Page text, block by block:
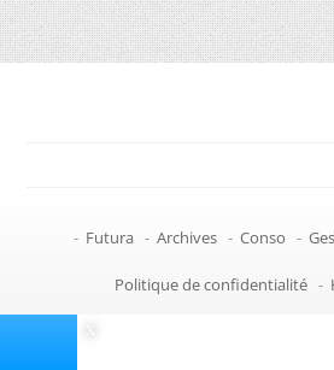
- Futura - Archives - Conso -
Politique de confidentialité -